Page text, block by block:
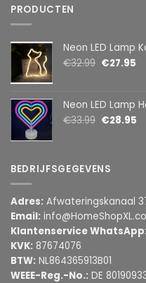
PRODUCTEN
Neon LED Lamp Kat – Warm Wit –
€32.99 €27.95
Neon LED Lamp Hart – Multicolor – USB
€33.99 €28.95
BEDRIJFSGEGEVENS
Adres: Afwateringskanaal
Email:
Klantenservice WhatsApp:
KVK: 87674076
BTW: NL864365913B01
WEEE-Reg.-No.: DE